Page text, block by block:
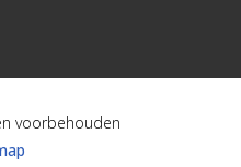
voorbehouden